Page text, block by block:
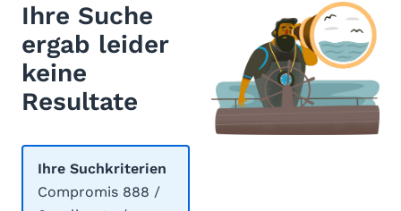
Ihre Suche
ergab leider
keine
Resultate
Ihre Suchkriterien
Compromis 888 /